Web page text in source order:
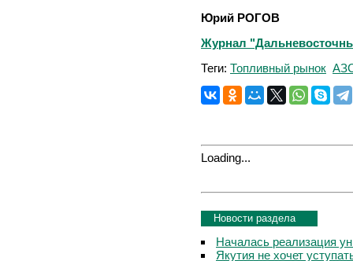
Юрий РОГОВ
Журнал
Теги: Топливный рынок
Loading...
Новости раздела
Началась реализация
Якутия не хочет